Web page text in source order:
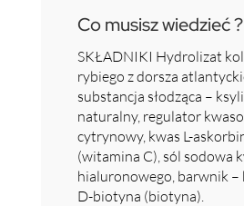
Co musisz wiedzieć ?
SKŁADNIKI Hydrolizat
rybiego z dorsza
substancja słodząca –
naturalny, regulator
cytrynowy, kwas L-
(witamina C), sól sodowa
hialuronowego, barwnik –
D-biotyna (biotyna).